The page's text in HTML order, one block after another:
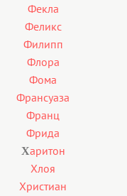
Фекла
Феликс
Филипп
Флора
Фома
Франсуаза
Франц
Фрида
Харитон
Хлоя
Христиан